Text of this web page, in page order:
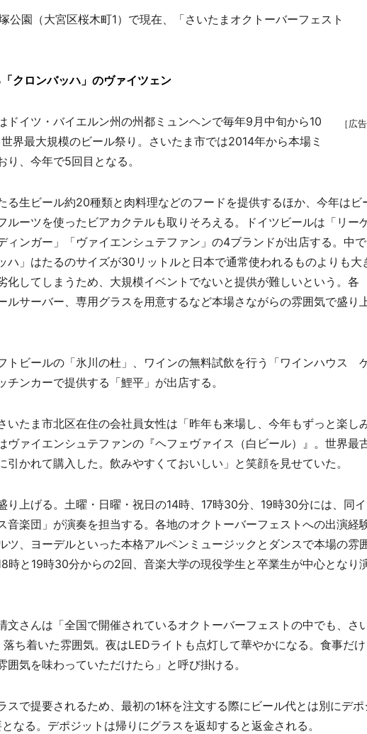
園（大宮区桜木町1）で現在、「さいたまオクトーバーフェスト
クロンバッハ」のヴァイツェン
［広告
イツ・バイエルン州の州都ミュンヘンで毎年9月中旬から10
界最大規模のビール祭り。さいたま市では2014年から本場ミ
、今年で5回目となる。
生ビール約20種類と肉料理などのフードを提供するほか、今年はビ
ルーツを使ったビアカクテルも取りそろえる。ドイツビールは「リー
ィンガー」「ヴァイエンシュテファン」の4ブランドが出店する。中で
ハ」はたるのサイズが30リットルと日本で通常使われるものよりも大
化してしまうため、大規模イベントでないと提供が難しいという。各
ルサーバー、専用グラスを用意するなど本場さながらの雰囲気で盛り
トビールの「氷川の杜」、ワインの無料試飲を行う「ワインハウス
ンカーで提供する「鯉平」が出店する。
たま市北区在住の会社員女性は「昨年も来場し、今年もずっと楽し
ヴァイエンシュテファンの『ヘフェヴァイス（白ビール）』。世界最
かれて購入した。飲みやすくておいしい」と笑顔を見せていた。
上げる。土曜・日曜・祝日の14時、17時30分、19時30分には、同イ
音楽団」が演奏を担当する。各地のオクトーバーフェストへの出演経
ツ、ヨーデルといった本格アルペンミュージックとダンスで本場の雰
時と19時30分からの2回、音楽大学の現役学生と卒業生が中心となり
さんは「全国で開催されているオクトーバーフェストの中でも、さ
ち着いた雰囲気。夜はLEDライトも点灯して華やかになる。食事だけ
気を味わっていただけたら」と呼び掛ける。
で提要されるため、最初の1杯を注文する際にビール代とは別にデポ
なる。デポジットは帰りにグラスを返却すると返金される。